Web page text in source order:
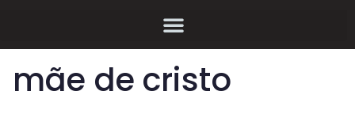
mãe de cristo